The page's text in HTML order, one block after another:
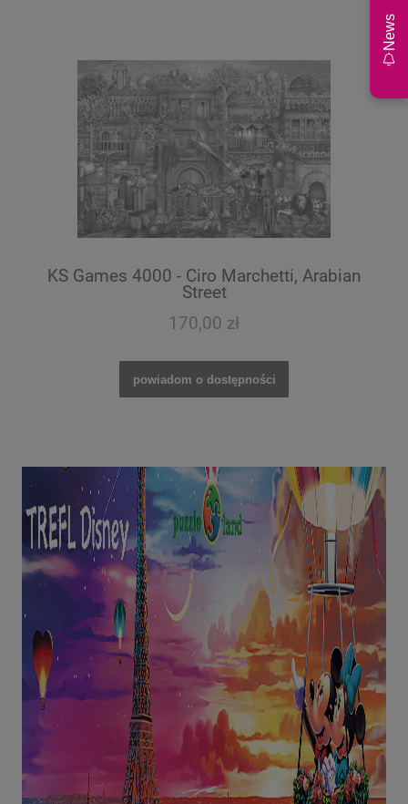
KS Games 4000 - Ciro Marchetti, Arabian
Street
170,00 zł
powiadom o dostępności
News